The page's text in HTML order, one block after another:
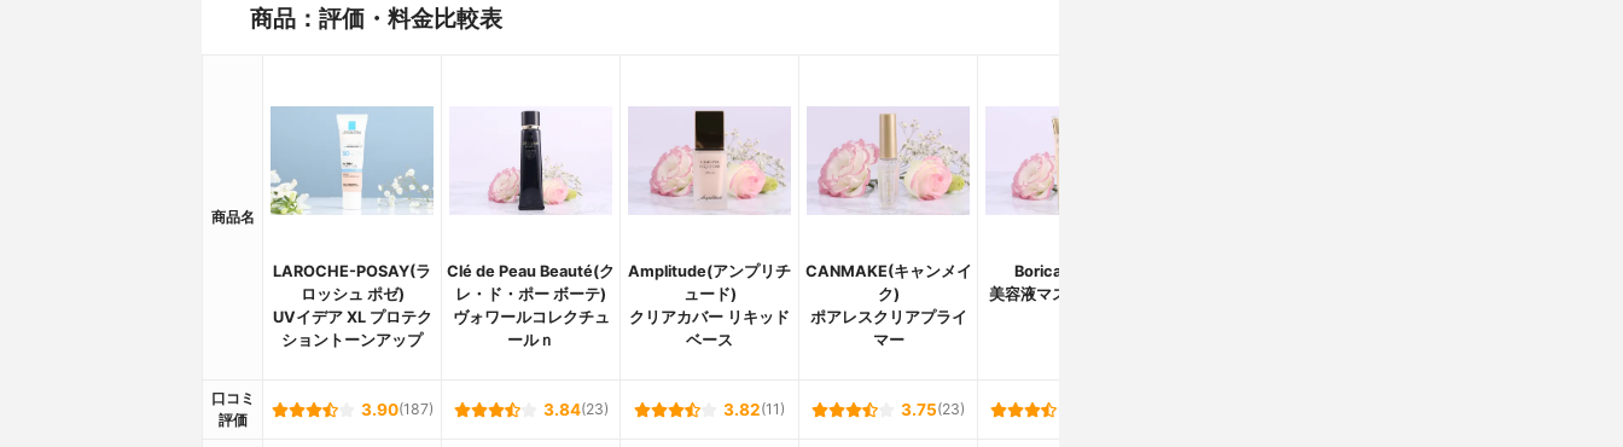
商品：評価・料金比較表
商品名
LAROCHE-POSAY(ラ
ロッシュ ポゼ)
UVイデア XL プロテク
ショントーンアップ
Clé de Peau Beauté(ク
レ・ド・ポー ボーテ)
ヴォワールコレクチュ
ールｎ
Amplitude(アンプリチ
ュード)
クリアカバー リキッド
ベース
CANMAKE(キャンメイ
ク)
ポアレスクリアプライ
マー
Borica(ボリカ)
美容液マスクプライマ
口コミ
評価
3.90(187) 3.84(23) 3.82(11) 3.75(23)